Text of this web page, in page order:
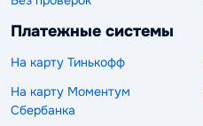
Платежные системы
На карту Тинькофф
На карту Моментум
Сбербанка